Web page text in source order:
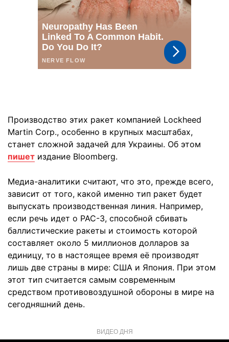
Производство этих ракет компанией Lockheed
Martin Corp., особенно в крупных масштабах,
станет сложной задачей для Украины. Об этом
пишет издание Bloomberg.
Медиа-аналитики считают, что это, прежде всего,
зависит от того, какой именно тип ракет будет
выпускать производственная линия. Например,
если речь идет о PAC-3, способной сбивать
баллистические ракеты и стоимость которой
составляет около 5 миллионов долларов за
единицу, то в настоящее время её производят
лишь две страны в мире: США и Япония. При этом
этот тип считается самым современным
средством противовоздушной обороны в мире на
сегодняшний день.
ВИДЕО ДНЯ